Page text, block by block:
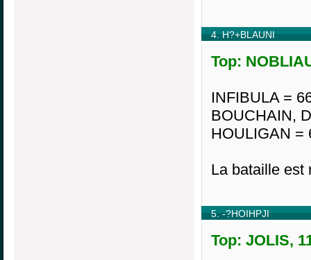
4. H?+BLAUNI
Top:
INFIBULA =
BOUCHAIN,
HOULIGAN =
La bataille est
5. -?HOIHPJI
Top: JOLIS,